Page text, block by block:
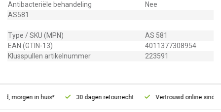
Antibacteriële behandeling
Nee
AS581
Type / SKU (MPN)
AS 581
EAN (GTIN-13)
4011377308954
Klusspullen artikelnummer
223591
morgen in huis* 30 dagen retourrecht Vertrouwd online sinds